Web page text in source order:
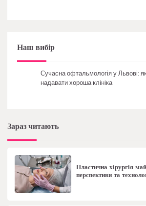
Наш вибір
Сучасна офтальмологія у Львові:
надавати хороша клініка
Зараз читають
Пластична хірургія
перспективи та